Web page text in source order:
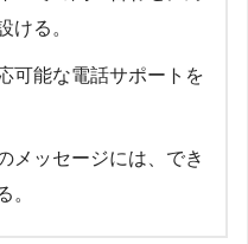
ける。
可能な電話サポートを
メッセージには、でき